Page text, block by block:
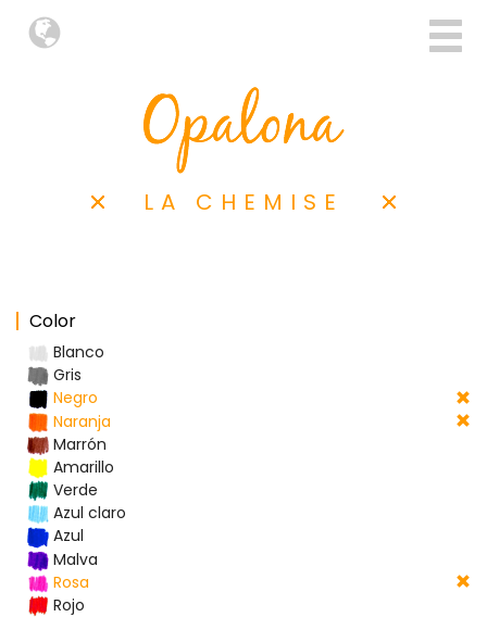
LA CHEMISE
Color
Blanco
Gris
Negro
Naranja
Marrón
Amarillo
Verde
Azul claro
Azul
Malva
Rosa
Rojo